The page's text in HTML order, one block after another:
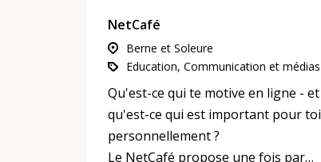
NetCafé
Berne et Soleure
Education, Communication et médias
Qu'est-ce qui te motive en ligne - et
qu'est-ce qui est important pour toi
personnellement ?
Le NetCafé propose une fois par